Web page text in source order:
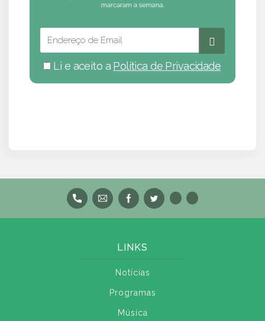
Li e aceito a Política de Privacidade
LINKS
Notícias
Programas
Música